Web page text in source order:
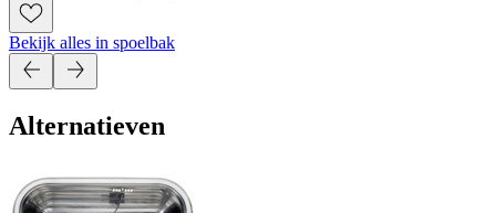
Bekijk alles in spoelbak
Alternatieven